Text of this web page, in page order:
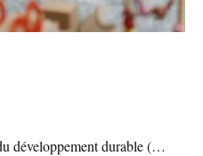
Qu’est-ce qu’un objectif du développement durable (ODD) ?